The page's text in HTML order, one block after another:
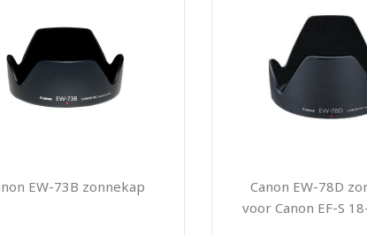
EW-73B zonnekap
Canon EW-78D
voor Canon EF-S